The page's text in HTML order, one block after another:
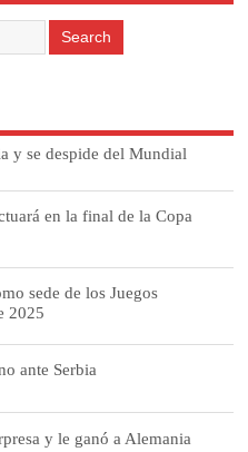
y se despide del Mundial
en la final de la Copa
sede de los Juegos
2025
ante Serbia
y le ganó a Alemania